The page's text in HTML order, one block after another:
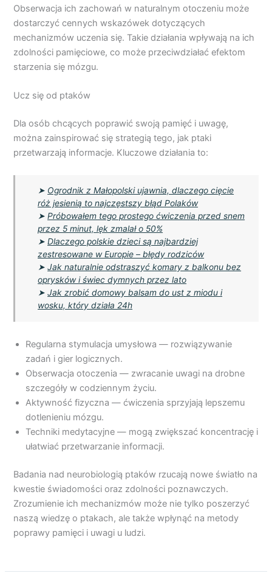
Obserwacja ich zachowań w naturalnym otoczeniu może
dostarczyć cennych wskazówek dotyczących
mechanizmów uczenia się. Takie działania wpływają na ich
zdolności pamięciowe, co może przeciwdziałać efektom
starzenia się mózgu.
Ucz się od ptaków
Dla osób chcących poprawić swoją pamięć i uwagę,
można zainspirować się strategią tego, jak ptaki
przetwarzają informacje. Kluczowe działania to:
➤ Ogrodnik z Małopolski ujawnia, dlaczego cięcie
róż jesienią to najczęstszy błąd Polaków
➤Próbowałem tego prostego ćwiczenia przed snem
przez 5 minut, lęk zmalał o 50%
➤Dlaczego polskie dzieci są najbardziej
zestresowane w Europie – błędy rodziców
➤Jak naturalnie odstraszyć komary z balkonu bez
oprysków i świec dymnych przez lato
➤Jak zrobić domowy balsam do ust z miodu i
wosku, który działa 24h
Regularna stymulacja umysłowa — rozwiązywanie
zadań i gier logicznych.
Obserwacja otoczenia — zwracanie uwagi na drobne
szczegóły w codziennym życiu.
Aktywność fizyczna — ćwiczenia sprzyjają lepszemu
dotlenieniu mózgu.
Techniki medytacyjne — mogą zwiększać koncentrację i
ułatwiać przetwarzanie informacji.
Badania nad neurobiologią ptaków rzucają nowe światło na
kwestie świadomości oraz zdolności poznawczych.
Zrozumienie ich mechanizmów może nie tylko poszerzyć
naszą wiedzę o ptakach, ale także wpłynąć na metody
poprawy pamięci i uwagi u ludzi.